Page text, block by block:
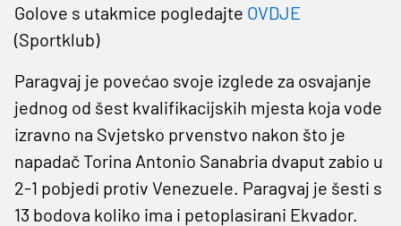
Golove s utakmice pogledajte OVDJE
(Sportklub)
Paragvaj je povećao svoje izglede za osvajanje
jednog od šest kvalifikacijskih mjesta koja vode
izravno na Svjetsko prvenstvo nakon što je
napadač Torina Antonio Sanabria dvaput zabio u
2-1 pobjedi protiv Venezuele. Paragvaj je šesti s
13 bodova koliko ima i petoplasirani Ekvador.